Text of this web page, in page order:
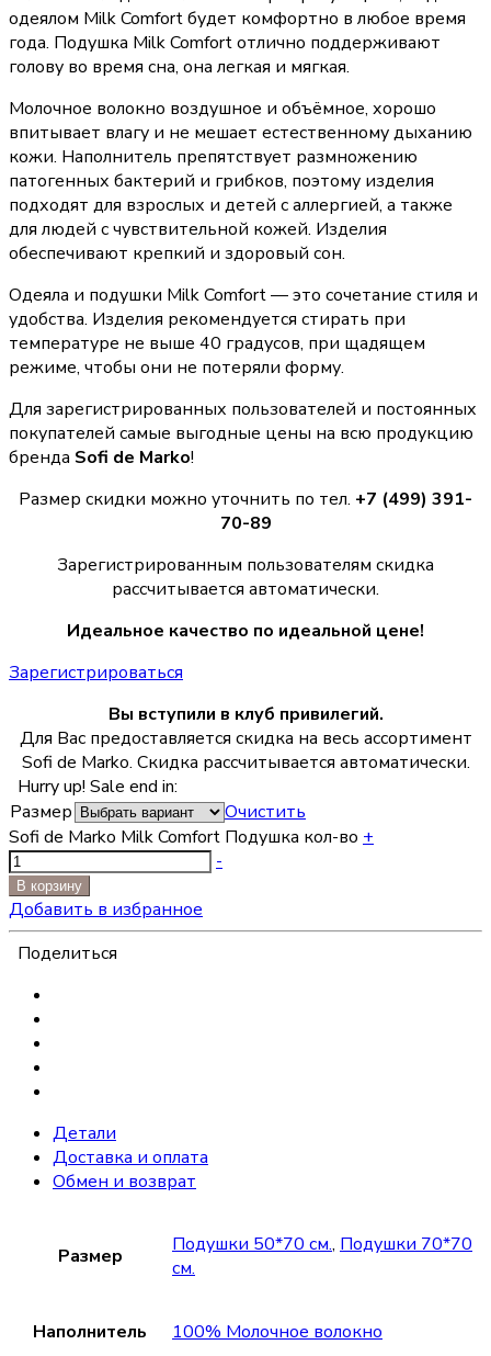
одеялом Milk Comfort будет комфортно в любое время
года. Подушка Milk Comfort отлично поддерживают
голову во время сна, она легкая и мягкая.
Молочное волокно воздушное и объёмное, хорошо
впитывает влагу и не мешает естественному дыханию
кожи. Наполнитель препятствует размножению
патогенных бактерий и грибков, поэтому изделия
подходят для взрослых и детей с аллергией, а также
для людей с чувствительной кожей. Изделия
обеспечивают крепкий и здоровый сон.
Одеяла и подушки Milk Comfort — это сочетание стиля и
удобства. Изделия рекомендуется стирать при
температуре не выше 40 градусов, при щадящем
режиме, чтобы они не потеряли форму.
Для зарегистрированных пользователей и постоянных
покупателей самые выгодные цены на всю продукцию
бренда Sofi de Marko!
Размер скидки можно уточнить по тел. +7 (499) 391-
70-89
Зарегистрированным пользователям скидка
рассчитывается автоматически.
Идеальное качество по идеальной цене!
Зарегистрироваться
Вы вступили в клуб привилегий.
Для Вас предоставляется скидка на весь ассортимент
Sofi de Marko. Скидка рассчитывается автоматически.
Hurry up! Sale end in:
Размер
Очистить
Sofi de Marko Milk Comfort Подушка кол-во +
-
В корзину
Добавить в избранное
Поделиться
Детали
Доставка и оплата
Обмен и возврат
Размер Подушки 50*70 см., Подушки 70*70
см.
Наполнитель 100% Молочное волокно